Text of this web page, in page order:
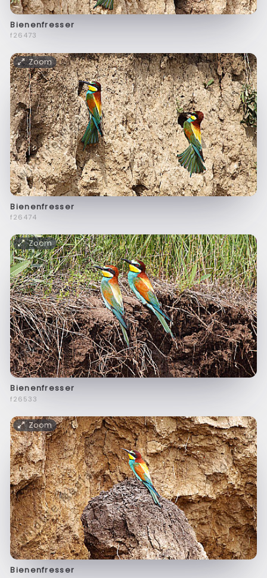
Bienenfresser
f26473
Zoom
Bienenfresser
f26474
Zoom
Bienenfresser
f26533
Zoom
Bienenfresser